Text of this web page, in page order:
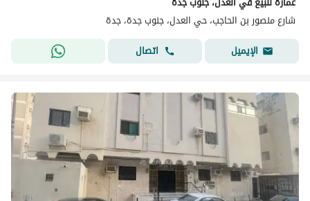
شارع منصور بن الحاجب، حي العدل، جنوب جدة، جدة
الإيميل
اتصال